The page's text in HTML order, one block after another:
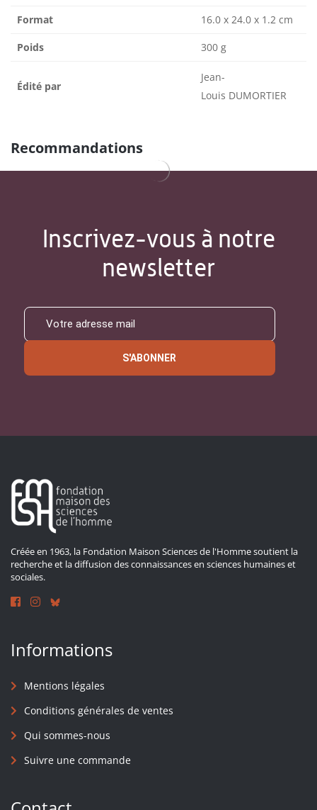
Format 16.0 x 24.0 x 1.2 cm
Poids 300 g
Édité par
Jean-
Louis DUMORTIER
Recommandations
Inscrivez-vous à notre
newsletter
S'ABONNER
Créée en 1963, la Fondation Maison Sciences de l'Homme soutient la
recherche et la diffusion des connaissances en sciences humaines et
sociales.
Informations
Mentions légales
Conditions générales de ventes
Qui sommes-nous
Suivre une commande